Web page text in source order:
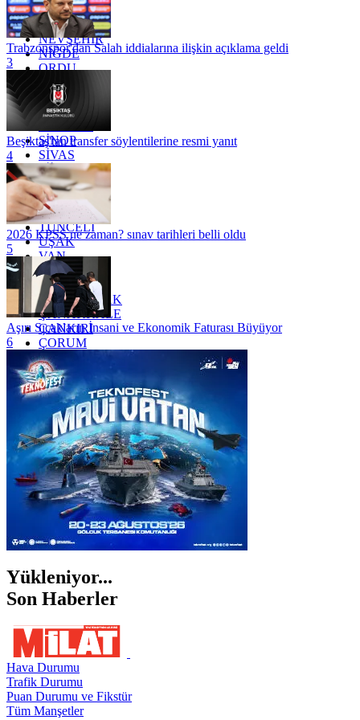
MUĞLA
MUŞ
NEVŞEHİR
NİĞDE
ORDU
OSMANİYE
RİZE
SAKARYA
SİNOP
SİVAS
SİİRT
TEKİRDAĞ
TOKAT
TRABZON
TUNCELİ
UŞAK
VAN
YALOVA
YOZGAT
ZONGULDAK
ÇANAKKALE
ÇANKIRI
ÇORUM
İSTANBUL
İZMİR
ŞANLIURFA
ŞIRNAK
Trabzonspor'dan Salah iddialarına ilişkin açıklama geldi
3
Beşiktaş'tan transfer söylentilerine resmi yanıt
4
2026 KPSS ne zaman? sınav tarihleri belli oldu
5
Aşırı Sıcakların İnsani ve Ekonomik Faturası Büyüyor
6
Yükleniyor...
Son Haberler
Hava Durumu
Trafik Durumu
Puan Durumu ve Fikstür
Tüm Manşetler